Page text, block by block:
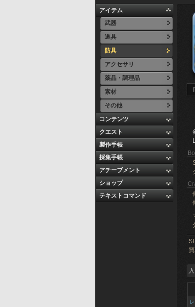
アイテム
武器
道具
防具
アクセサリ
薬品・調理品
素材
その他
コンテンツ
クエスト
製作手帳
採集手帳
アチーブメント
ショップ
テキストコマンド